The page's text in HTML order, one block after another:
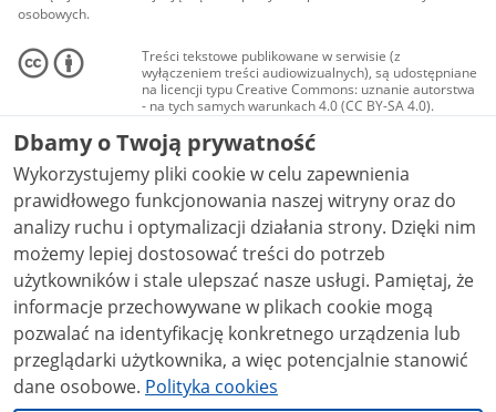
osobowych.
Treści tekstowe publikowane w serwisie (z
wyłączeniem treści audiowizualnych), są udostępniane
na licencji typu Creative Commons: uznanie autorstwa
- na tych samych warunkach 4.0 (CC BY-SA 4.0).
Materiały audiowizualne, w tym zdjęcia, materiały
audio i wideo, są udostępniane na licencji typu
Creative Commons: uznanie autorstwa użycie
niekomercyjne - bez utworów zależnych 4.0 (CC BY-
NC-ND 4.0), o ile nie jest to stwierdzone inaczej.
Dbamy o Twoją prywatność
Wykorzystujemy pliki cookie w celu zapewnienia
prawidłowego funkcjonowania naszej witryny oraz do
analizy ruchu i optymalizacji działania strony. Dzięki nim
możemy lepiej dostosować treści do potrzeb
użytkowników i stale ulepszać nasze usługi. Pamiętaj, że
informacje przechowywane w plikach cookie mogą
pozwalać na identyfikację konkretnego urządzenia lub
przeglądarki użytkownika, a więc potencjalnie stanowić
dane osobowe. Polityka cookies